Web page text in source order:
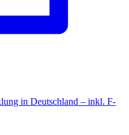
in Deutschland – inkl. F-